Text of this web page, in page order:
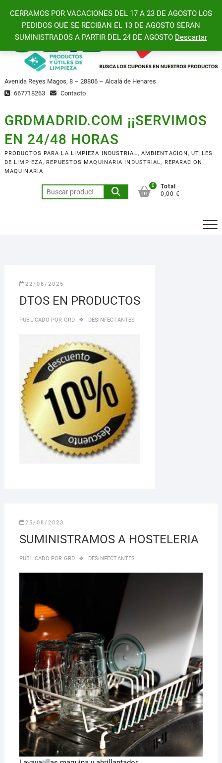
contenido
Avenida Reyes Magos, 8 – 28806 – Alcalá de Henares
667718263
Contacto
GRDMADRID.COM ¡¡SERVIMOS
EN 24/48 HORAS
PRODUCTOS PARA LA LIMPIEZA INDUSTRIAL, AMBIENTACION, UTILES
DE LIMPIEZA, REPUESTOS MAQUINARIA INDUSTRIAL, REPARACION
MAQUINARIA
Buscar
por:
0
Total
0,00 €
22/08/2025
DTOS EN PRODUCTOS
PUBLICADO POR GRD DESINFECTANTES
25/08/2023
SUMINISTRAMOS A HOSTELERIA
PUBLICADO POR GRD DESINFECTANTES
CERRAMOS POR VACACIONES DEL 17 A 23 DE AGOSTO LOS
PEDIDOS QUE SE RECIBAN EL 13 DE AGOSTO SERAN
SUMINISTRADOS A PARTIR DEL 24 DE AGOSTO Descartar